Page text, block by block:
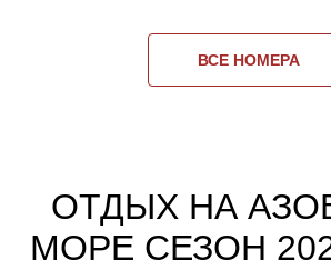
ВСЕ НОМЕРА
ОТДЫХ НА
МОРЕ СЕЗОН